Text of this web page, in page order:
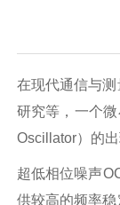
在现代通信与
研究等，一个
Oscillator）的
超低相位噪声
供较高的频率